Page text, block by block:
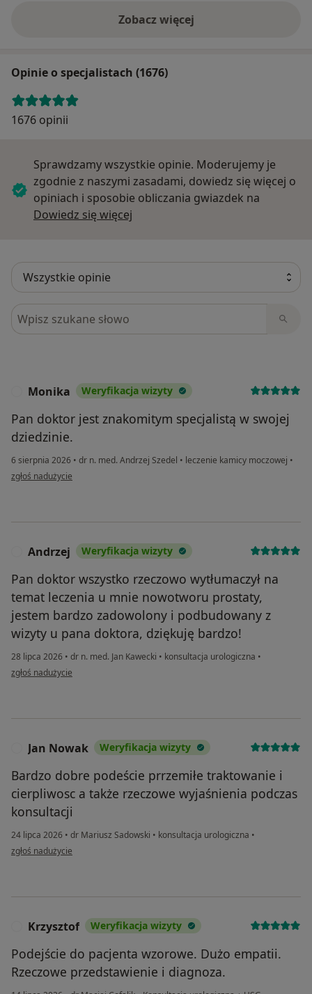
Zobacz więcej
Opinie o specjalistach (1676)
1676 opinii
Sprawdzamy wszystkie opinie. Moderujemy je
zgodnie z naszymi zasadami, dowiedz się więcej o
opiniach i sposobie obliczania gwiazdek na
Dowiedz się więcej
Szukaj w opiniach
Monika Weryfikacja wizyty
Pan doktor jest znakomitym specjalistą w swojej
dziedzinie.
6 sierpnia 2026 • dr n. med. Andrzej Szedel • leczenie kamicy moczowej •
w opinii użytkownika Monika
zgłoś nadużycie
Andrzej Weryfikacja wizyty
Pan doktor wszystko rzeczowo wytłumaczył na
temat leczenia u mnie nowotworu prostaty,
jestem bardzo zadowolony i podbudowany z
wizyty u pana doktora, dziękuję bardzo!
28 lipca 2026 • dr n. med. Jan Kawecki • konsultacja urologiczna •
w opinii użytkownika Andrzej
zgłoś nadużycie
Jan Nowak Weryfikacja wizyty
Bardzo dobre podeście prrzemiłe traktowanie i
cierpliwosc a także rzeczowe wyjaśnienia podczas
konsultacji
24 lipca 2026 • dr Mariusz Sadowski • konsultacja urologiczna •
w opinii użytkownika Jan Nowak
zgłoś nadużycie
Krzysztof Weryfikacja wizyty
Podejście do pacjenta wzorowe. Dużo empatii.
Rzeczowe przedstawienie i diagnoza.